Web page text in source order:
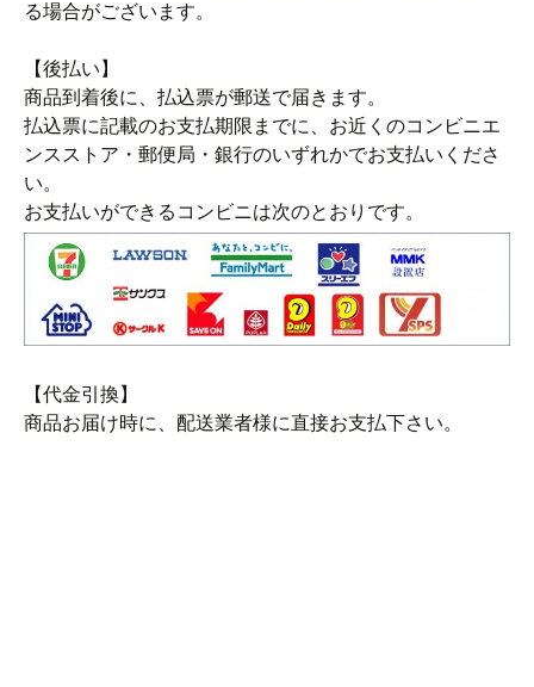
る場合がございます。
【後払い】
商品到着後に、払込票が郵送で届きます。
払込票に記載のお支払期限までに、お近くのコンビニエ
ンスストア・郵便局・銀行のいずれかでお支払いくださ
い。
お支払いができるコンビニは次のとおりです。
【代金引換】
商品お届け時に、配送業者様に直接お支払下さい。